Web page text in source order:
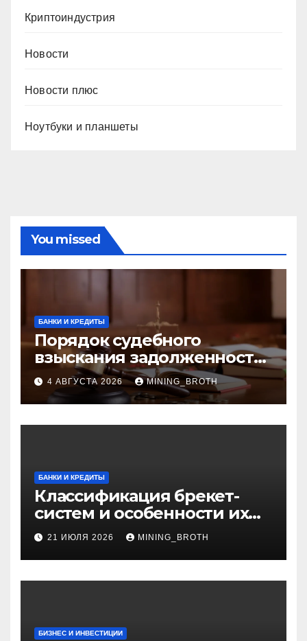
Криптоиндустрия
Новости
Новости плюс
Ноутбуки и планшеты
You missed
БАНКИ И КРЕДИТЫ
Порядок судебного
взыскания задолженности:
ключевые стадии и
нюансы
4 АВГУСТА 2026 MINING_BROTH
БАНКИ И КРЕДИТЫ
Классификация брекет-
систем и особенности их
установки
21 ИЮЛЯ 2026 MINING_BROTH
БИЗНЕС И ИНВЕСТИЦИИ